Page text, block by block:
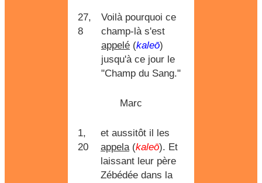
27,
8
Voilà pourquoi ce
champ-là s'est
appelé (kaleō)
jusqu'à ce jour le
"Champ du Sang."
Marc
1,
20
et aussitôt il les
appela(kaleō). Et
laissant leur père
Zébédée dans la